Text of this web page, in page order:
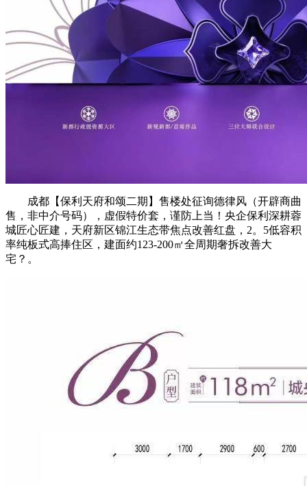
成都【保利天府和颂二期】售楼处征询德律风（开辟商曲
售，非中介号码），虚假特价套，谨防上当！央企保利深耕蓉
城匠心匠建，天府新区锦江生态带焦点改善红盘，2。5低容积
率纯板式高捧住区，建面约123-200㎡全周期奢拆改善大
宅？。